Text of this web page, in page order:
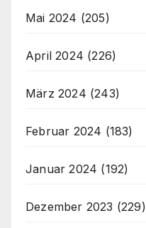
Mai 2024 (205)
April 2024 (226)
März 2024 (243)
Februar 2024 (183)
Januar 2024 (192)
Dezember 2023 (229)